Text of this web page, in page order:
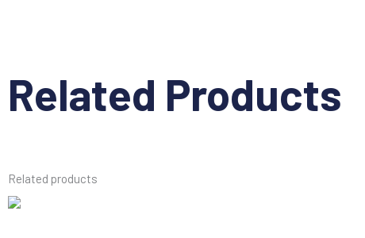
Related Products
Related products